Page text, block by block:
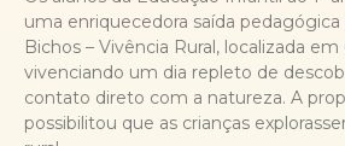
uma enriquecedora saída pedagógica
Bichos – Vivência Rural, localizada em
vivenciando um dia repleto de
contato direto com a natureza. A
possibilitou que as crianças